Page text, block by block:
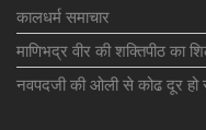
कालधर्म समाचार
माणिभद्र वीर की शक्तिपीठ का
नवपदजी की ओली से कोढ दूर हो